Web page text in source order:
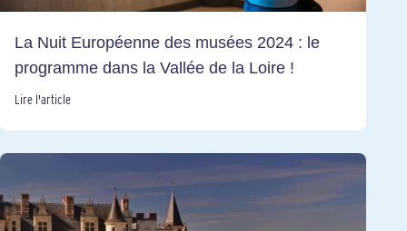
La Nuit Européenne des musées 2024 : le
programme dans la Vallée de la Loire !
Lire l'article